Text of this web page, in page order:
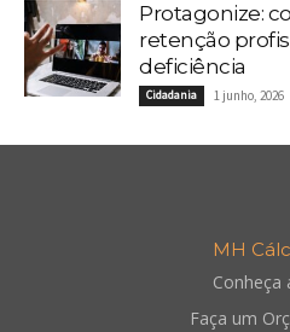
Protagonize:
retenção
deficiência
Cidadania 1 junho, 2026
MH
Conheça
Faça um